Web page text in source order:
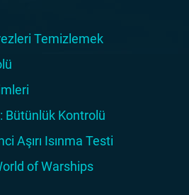
Temizlemek
Bütünlük Kontrolü
Aşırı Isınma Testi
of Warships